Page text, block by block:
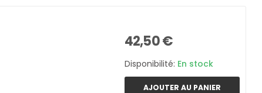
42,50 €
Disponibilité: En stock
AJOUTER AU PANIER